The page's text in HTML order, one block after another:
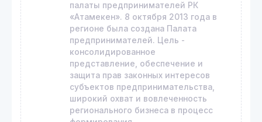
палаты предпринимателей РК
«Атамекен». 8 октября 2013 года в
регионе была создана Палата
предпринимателей. Цель -
консолидированное
представление, обеспечение и
защита прав законных интересов
субъектов предпринимательства,
широкий охват и вовлеченность
регионального бизнеса в процесс